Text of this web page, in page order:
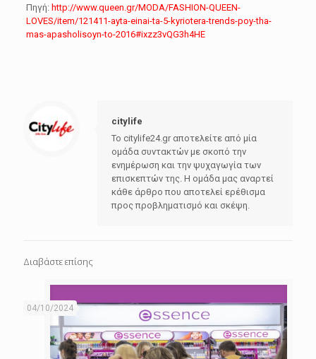
Πηγή: http://www.queen.gr/MODA/FASHION-QUEEN-
LOVES/item/121411-ayta-einai-ta-5-kyriotera-trends-poy-tha-
mas-apasholisoyn-to-2016#ixzz3vQG3h4HE
citylife
Το citylife24.gr αποτελείτε από μία
ομάδα συντακτών με σκοπό την
ενημέρωση και την ψυχαγωγία των
επισκεπτών της. Η ομάδα μας αναρτεί
κάθε άρθρο που αποτελεί ερέθισμα
προς προβληματισμό και σκέψη.
Διαβάστε επίσης
04/10/2024